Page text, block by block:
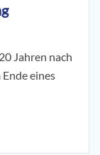
Jahren nach
eines